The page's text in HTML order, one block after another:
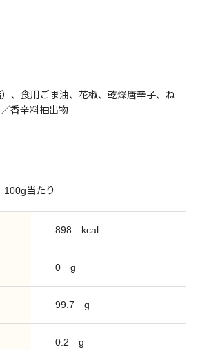
、食用ごま油、花椒、乾燥唐辛子、ね
香辛料抽出物
100g当たり
898 kcal
0 g
99.7 g
0.2 g